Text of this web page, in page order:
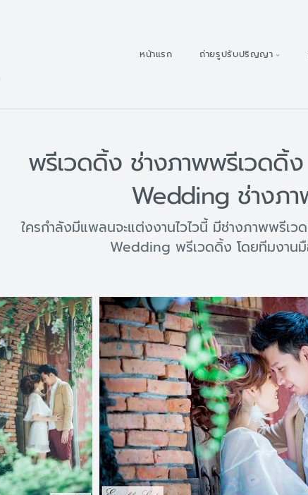
หน้าแรก ถ่ายรูปรับปริญญา
พรีเวดดิ้ง ช่างภาพพรีเวดดิ้
Wedding ช่างภ
ใครกำลังมีแพลนจะแต่งงานไวไวนี้ มีช่างภาพพรีเ
Wedding พรีเวดดิ้ง โดยทีมงาน